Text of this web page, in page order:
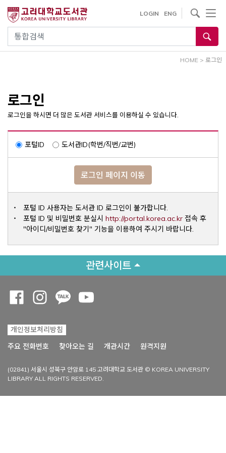
건
통합검색
LOGIN ENG
사이트내 검색
HOME > 로그인
로그인
로그인을 하시면 더 많은 도서관 서비스를 이용하실 수 있습니다.
포털ID 도서관ID(학번/직번/교번)
로그인 페이지 이동
포털 ID 사용자는 도서관 ID 로그인이 불가합니다.
포털 ID 및 비밀번호 분실시 http://portal.korea.ac.krOpens a
접속 후
"아이디/비밀번호 찾기" 기능을 이용하여 주시기 바랍니다.
관련사이트
개인정보처리방침
주요 전화번호
찾아오는 길 개관시간 원격지원
(02841) 서울시 성북구 안암로 145 고려대학교 도서관 © KOREA UNIVERSITY
LIBRARY ALL RIGHTS RESERVED.
Opens a new window
Opens a new window
Opens a new window